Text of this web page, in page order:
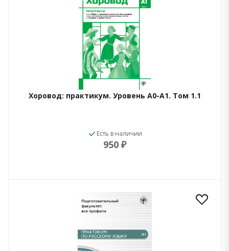
Хоровод: практикум. Уровень А0-А1. Том 1.1
Есть в наличии
950 ₽